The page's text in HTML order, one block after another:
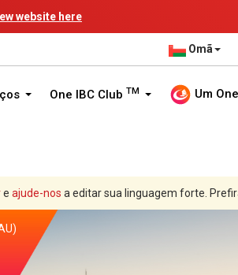
website here
Omã
One IBC Club TM Um
e ajude-nos a editar sua linguagem forte.